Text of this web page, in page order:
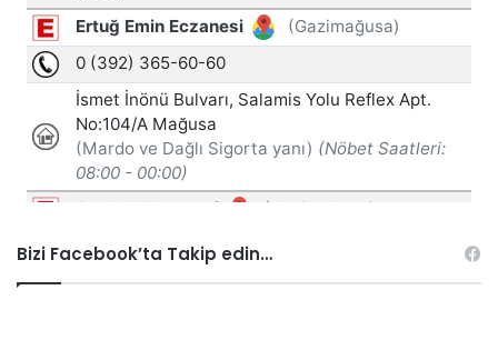
Bizi Facebook’ta Takip edin…